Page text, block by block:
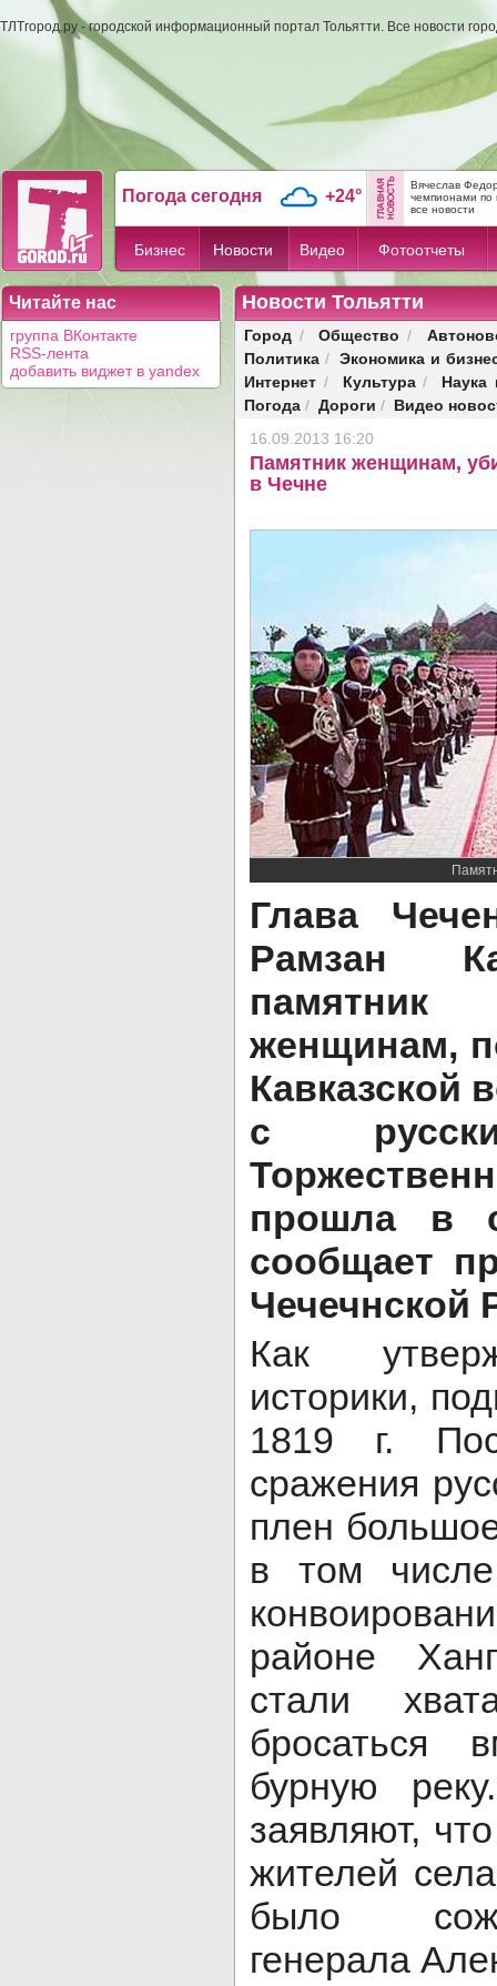
ТЛТгород.ру - городской информационный портал Тольятти. Все новости
Погода сегодня +24°
Вячеслав
чемпионами по
все новости
Бизнес Новости Видео Фотоотчеты
Читайте нас
группа ВКонтакте
RSS-лента
добавить виджет в yandex
Новости Тольятти
Город / Общество /
Политика / Экономика и
Интернет / Культура/
Наука
Погода / Дороги / Видео
16.09.2013 16:20
Памятник женщинам,
в Чечне
Глава
Рамзан
женщинам,
Кавказской
с
прошла в
сообщает
Чечечнской
Как
историки,
1819 г.
сражения
плен
в том
районе
стали
бурную
заявляют,
жителей
было
генерала